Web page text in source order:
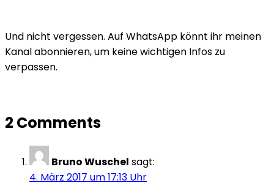
Und nicht vergessen. Auf WhatsApp könnt ihr meinen
Kanal abonnieren, um keine wichtigen Infos zu
verpassen.
2 Comments
Bruno Wuschel sagt:
4. März 2017 um 17:13 Uhr